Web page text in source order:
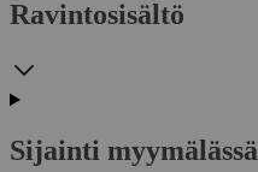
Ravintosisältö
Sijainti myymälässä